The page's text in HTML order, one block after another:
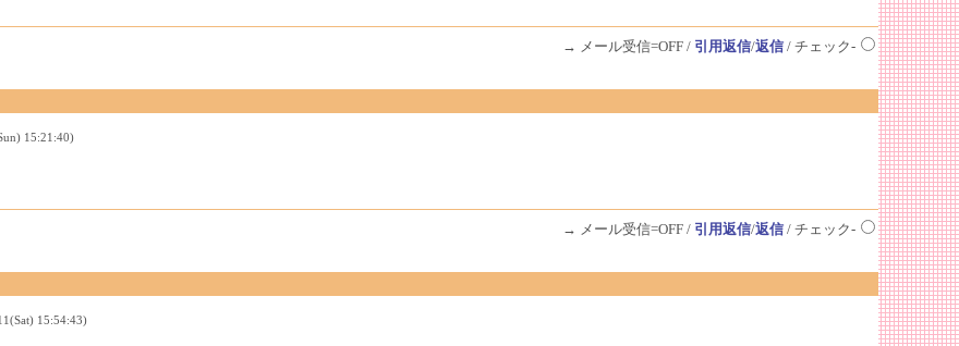
→ メール受信=OFF / 引用返信/返信/ チェック-
15:21:40)
→ メール受信=OFF / 引用返信/返信/ チェック-
15:54:43)